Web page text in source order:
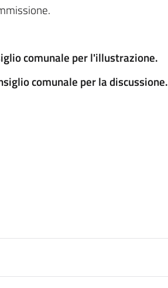
comunale per l'illustrazione.
comunale per la discussione.